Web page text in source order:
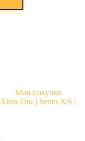
Мои покупки
Xbox One | Series X|S |